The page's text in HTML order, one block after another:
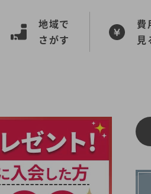
地域で
さがす
費
見